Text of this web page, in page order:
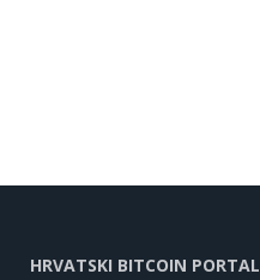
HRVATSKI BITCOIN PORTAL